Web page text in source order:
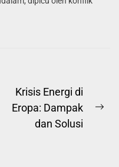
Krisis Energi di
Eropa: Dampak
dan Solusi